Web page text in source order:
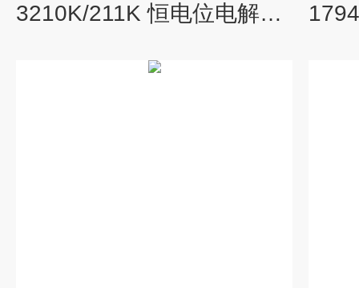
3210K/211K 恒电位电解式臭氧气体监测仪